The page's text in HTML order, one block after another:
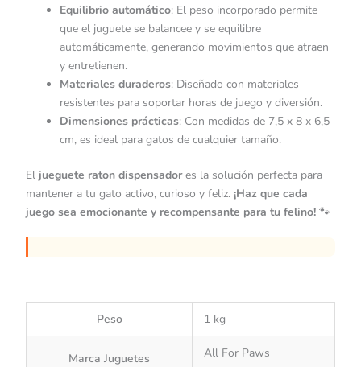
Equilibrio automático: El peso incorporado permite
que el juguete se balancee y se equilibre
automáticamente, generando movimientos que atraen
y entretienen.
Materiales duraderos: Diseñado con materiales
resistentes para soportar horas de juego y diversión.
Dimensiones prácticas: Con medidas de 7,5 x 8 x 6,5
cm, es ideal para gatos de cualquier tamaño.
El jueguete raton dispensadores la solución perfecta para
mantener a tu gato activo, curioso y feliz. ¡Haz que cada
juego sea emocionante y recompensante para tu felino! 🐾
Peso 1 kg
Marca Juguetes All For Paws